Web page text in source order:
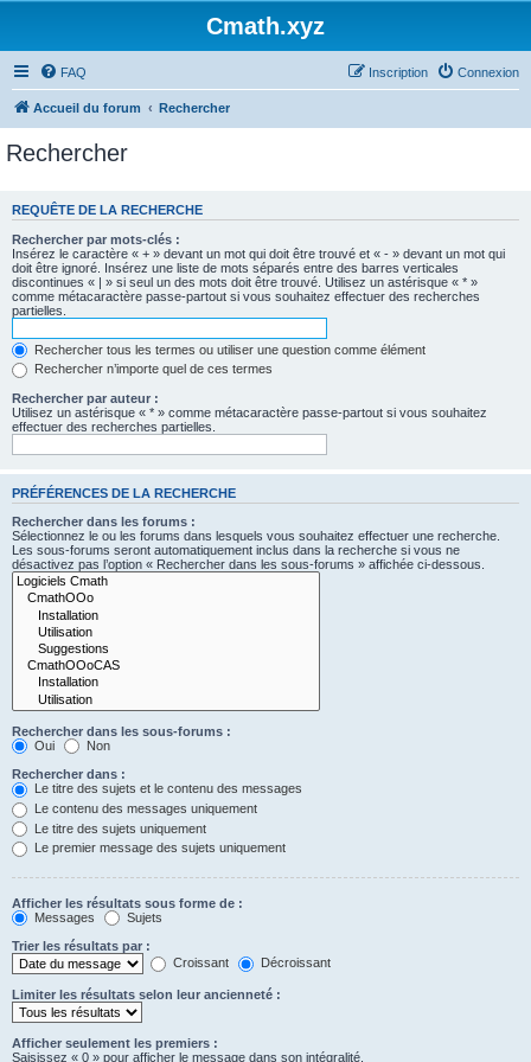
Cmath.xyz
FAQ Connexion
Inscription
Accueil du forum Rechercher
Rechercher
REQUÊTE DE LA RECHERCHE
Rechercher par mots-clés :
Insérez le caractère « + » devant un mot qui doit être trouvé et « - » devant un mot qui
doit être ignoré. Insérez une liste de mots séparés entre des barres verticales
discontinues « | » si seul un des mots doit être trouvé. Utilisez un astérisque « * »
comme métacaractère passe-partout si vous souhaitez effectuer des recherches
partielles.
Rechercher tous les termes ou utiliser une question comme élément
Rechercher n’importe quel de ces termes
Rechercher par auteur :
Utilisez un astérisque « * » comme métacaractère passe-partout si vous souhaitez
effectuer des recherches partielles.
PRÉFÉRENCES DE LA RECHERCHE
Rechercher dans les forums :
Sélectionnez le ou les forums dans lesquels vous souhaitez effectuer une recherche.
Les sous-forums seront automatiquement inclus dans la recherche si vous ne
désactivez pas l’option « Rechercher dans les sous-forums » affichée ci-dessous.
Rechercher dans les sous-forums :
Oui
Non
Rechercher dans :
Le titre des sujets et le contenu des messages
Le contenu des messages uniquement
Le titre des sujets uniquement
Le premier message des sujets uniquement
Afficher les résultats sous forme de :
Messages
Sujets
Trier les résultats par :
Croissant
Décroissant
Limiter les résultats selon leur ancienneté :
Afficher seulement les premiers :
Saisissez « 0 » pour afficher le message dans son intégralité.